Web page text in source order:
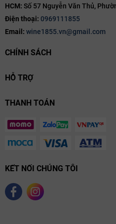
HCM: Số 57 Nguyễn Văn Thủ,
Điện thoại: 0969111855
Email: wine1855.vn@gmail.com
CHÍNH SÁCH
HỖ TRỢ
THANH TOÁN
KẾT NỐI CHÚNG TÔI